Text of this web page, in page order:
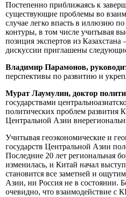
Постепенно приближаясь к
существующие проблемы во
случае легко впасть в иллюзию
контуры, в том числе учитывая
позиция экспертов из
дискуссии приглашены
Владимир Парамонов,
перспективы по развитию и
Мурат Лаумулин, доктор
государствами
политических проблем развития
Центральной Азии
Учитывая геоэкономические и
государств Центральной Азии
Последние 20 лет региональная
изменилась, и Китай начал
становится все заметней и
Азии, ни Россия не в состоянии.
очевидно, что взаимодействие с